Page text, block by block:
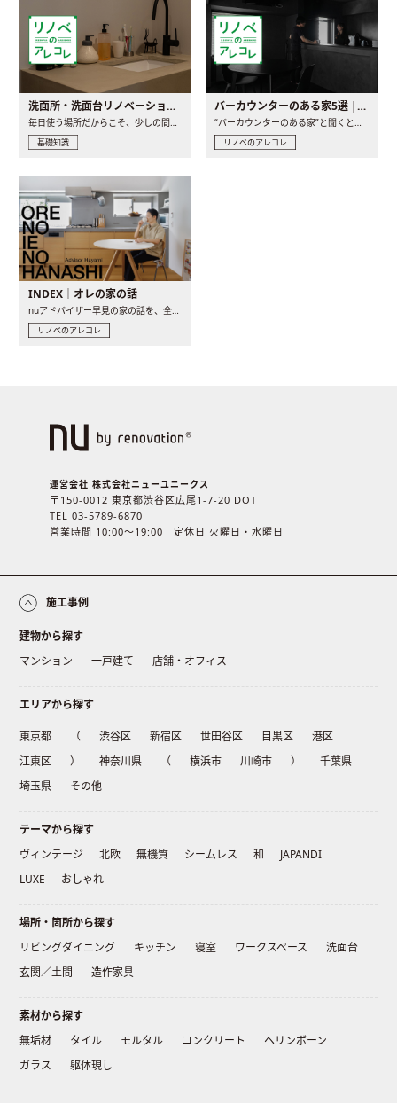
洗面所・洗面台リノベーションの事例と間取りアイデア
毎日使う場所だからこそ、少しの間取りの工夫や素材の選び方で..
基礎知識
バーカウンターのある家5選 | 日常に馴染む“距離の近い”キッチンとは
“バーカウンターのある家”と聞くと、少し特別な、大人のための..
リノベのアレコレ
INDEX｜オレの家の話
nuアドバイザー早見の家の話を、全4話でお届け。リノベーションを..
リノベのアレコレ
運営会社 株式会社ニューユニークス
〒150-0012 東京都渋谷区広尾1-7-20 DOT
TEL 03-5789-6870
営業時間 10:00〜19:00 定休日 火曜日・水曜日
施工事例
建物から探す
マンション
一戸建て 店舗・オフィス
エリアから探す
東京都 （ 渋谷区 新宿区 世田谷区 目黒区
港区
江東区
） 神奈川県 （ 横浜市 川崎市 ）
千葉県
埼玉県
その他
テーマから探す
ヴィンテージ
北欧 無機質 シームレス 和
JAPANDI
LUXE
おしゃれ
場所・箇所から探す
リビングダイニング
キッチン 寝室 ワークスペース
洗面台
玄関／土間
造作家具
素材から探す
無垢材
タイル モルタル コンクリート
ヘリンボーン
ガラス
躯体現し